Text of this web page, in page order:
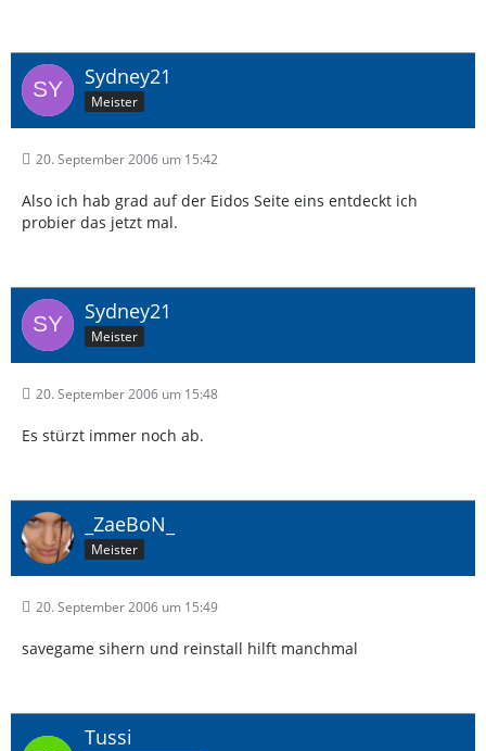
Sydney21
Meister
20. September 2006 um 15:42
Also ich hab grad auf der Eidos Seite eins entdeckt ich
probier das jetzt mal.
Sydney21
Meister
20. September 2006 um 15:48
Es stürzt immer noch ab.
_ZaeBoN_
Meister
20. September 2006 um 15:49
savegame sihern und reinstall hilft manchmal
Tussi